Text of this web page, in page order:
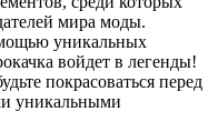
мира моды.
уникальных
войдет в легенды!
покрасоваться перед
уникальными